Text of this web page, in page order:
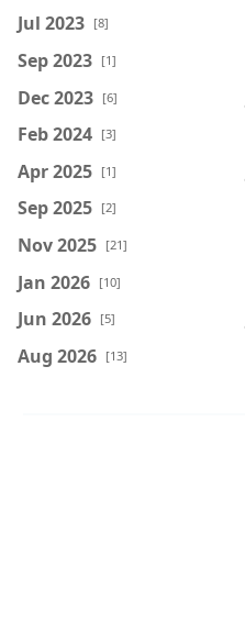
Jul 2023 [8]
Sep 2023 [1]
Dec 2023 [6]
Feb 2024 [3]
Apr 2025 [1]
Sep 2025 [2]
Nov 2025 [21]
Jan 2026 [10]
Jun 2026 [5]
Aug 2026 [13]